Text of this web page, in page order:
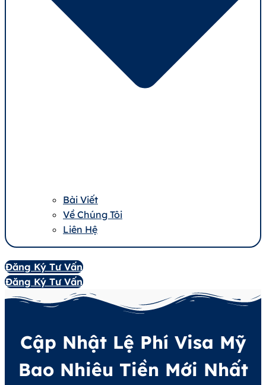
Bài Viết
Về Chúng Tôi
Liên Hệ
Đăng Ký Tư Vấn
Đăng Ký Tư Vấn
Cập Nhật Lệ Phí Visa Mỹ
Bao Nhiêu Tiền Mới Nhất